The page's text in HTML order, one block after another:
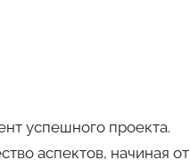
успешного проекта.
аспектов, начиная от